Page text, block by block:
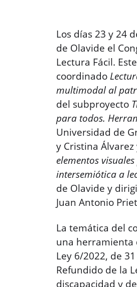
Los días 23 y 24
de Olavide el
Lectura Fácil.
coordinado
multimodal al
del subproyecto
para todos.
Universidad de
y Cristina
elementos
intersemiótica a
de Olavide y
Juan Antonio
La temática del
una herramienta
Ley 6/2022, de
Refundido de la
discapacidad y